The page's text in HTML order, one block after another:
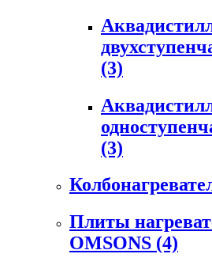
(3)
(3)
Плиты
OMSONS (4)